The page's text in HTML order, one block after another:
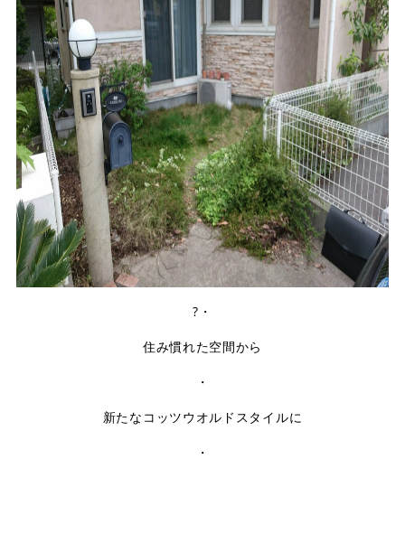
?・
住み慣れた空間から
・
新たなコッツウオルドスタイルに
・